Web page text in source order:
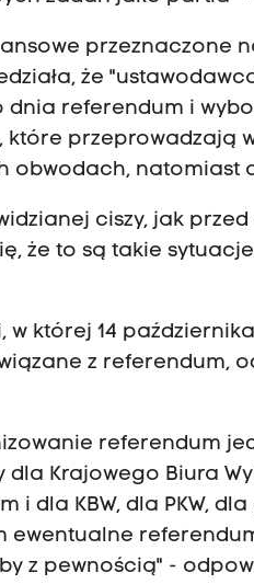
przeznaczone
że
referendum i
przeprowadzają
obwodach, natomiast
ciszy, jak
że to są takie
której 14
z referendum,
referendum
Krajowego Biura
dla KBW, dla PKW,
ewentualne
z pewnością" -